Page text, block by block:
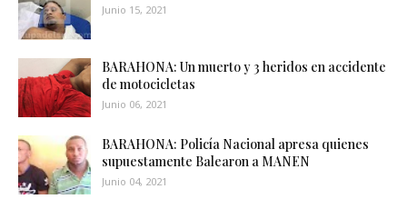
Junio 15, 2021
BARAHONA: Un muerto y 3 heridos en accidente
de motocicletas
Junio 06, 2021
BARAHONA: Policía Nacional apresa quienes
supuestamente Balearon a MANEN
Junio 04, 2021